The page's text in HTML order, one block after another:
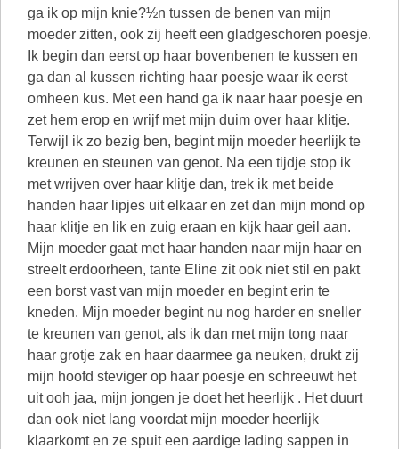
ga ik op mijn knie?½n tussen de benen van mijn
moeder zitten, ook zij heeft een gladgeschoren poesje.
Ik begin dan eerst op haar bovenbenen te kussen en
ga dan al kussen richting haar poesje waar ik eerst
omheen kus. Met een hand ga ik naar haar poesje en
zet hem erop en wrijf met mijn duim over haar klitje.
Terwijl ik zo bezig ben, begint mijn moeder heerlijk te
kreunen en steunen van genot. Na een tijdje stop ik
met wrijven over haar klitje dan, trek ik met beide
handen haar lipjes uit elkaar en zet dan mijn mond op
haar klitje en lik en zuig eraan en kijk haar geil aan.
Mijn moeder gaat met haar handen naar mijn haar en
streelt erdoorheen, tante Eline zit ook niet stil en pakt
een borst vast van mijn moeder en begint erin te
kneden. Mijn moeder begint nu nog harder en sneller
te kreunen van genot, als ik dan met mijn tong naar
haar grotje zak en haar daarmee ga neuken, drukt zij
mijn hoofd steviger op haar poesje en schreeuwt het
uit ooh jaa, mijn jongen je doet het heerlijk . Het duurt
dan ook niet lang voordat mijn moeder heerlijk
klaarkomt en ze spuit een aardige lading sappen in